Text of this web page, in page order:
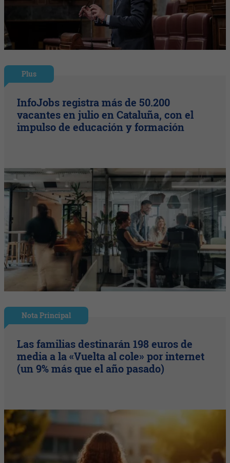
Plus
InfoJobs registra más de 50.200
vacantes en julio en Cataluña, con el
impulso de educación y formación
Nota Principal
Las familias destinarán 198 euros de
media a la «Vuelta al cole» por internet
(un 9% más que el año pasado)